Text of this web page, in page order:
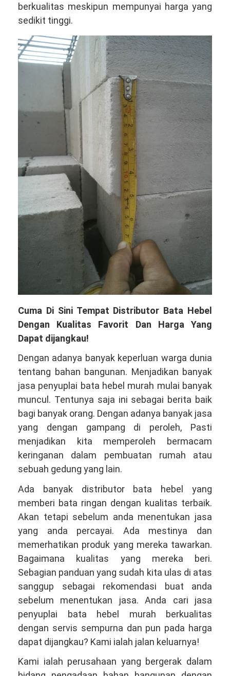
berkualitas meskipun mempunyai harga yang
sedikit tinggi.
Cuma Di Sini Tempat Distributor Bata Hebel
Dengan Kualitas Favorit Dan Harga Yang
Dapat dijangkau!
Dengan adanya banyak keperluan warga dunia
tentang bahan bangunan. Menjadikan banyak
jasa penyuplai bata hebel murah mulai banyak
muncul. Tentunya saja ini sebagai berita baik
bagi banyak orang. Dengan adanya banyak jasa
yang dengan gampang di peroleh, Pasti
menjadikan kita memperoleh bermacam
keringanan dalam pembuatan rumah atau
sebuah gedung yang lain.
Ada banyak distributor bata hebel yang
memberi bata ringan dengan kualitas terbaik.
Akan tetapi sebelum anda menentukan jasa
yang anda percayai. Ada mestinya dan
memerhatikan produk yang mereka tawarkan.
Bagaimana kualitas yang mereka beri.
Sebagian panduan yang sudah kita ulas di atas
sanggup sebagai rekomendasi buat anda
sebelum menentukan jasa. Anda cari jasa
penyuplai bata hebel murah berkualitas
dengan servis sempurna dan pun pada harga
dapat dijangkau? Kami ialah jalan keluarnya!
Kami ialah perusahaan yang bergerak dalam